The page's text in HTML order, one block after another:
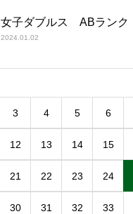
女子ダブルス ABランク
2024.01.02
3 4 5 6
12 13 14 15
21 22 23 24
30 31 32 33